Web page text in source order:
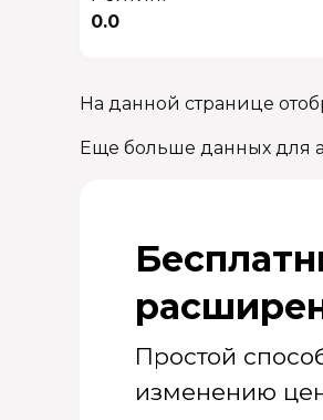
0.0
На данной странице
Еще больше данных для
Простой
изменению